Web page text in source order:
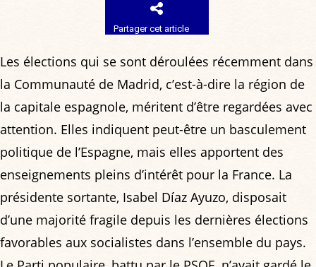
Partager cet article
Les élections qui se sont déroulées récemment dans
la Communauté de Madrid, c’est-à-dire la région de
la capitale espagnole, méritent d’être regardées avec
attention. Elles indiquent peut-être un basculement
politique de l’Espagne, mais elles apportent des
enseignements pleins d’intérêt pour la France. La
présidente sortante, Isabel Díaz Ayuzo, disposait
d’une majorité fragile depuis les dernières élections
favorables aux socialistes dans l’ensemble du pays.